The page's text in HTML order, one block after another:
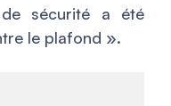
sécurité a été
le plafond ».